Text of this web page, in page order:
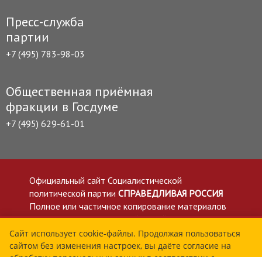
Пресс-служба
партии
+7 (495) 783-98-03
Общественная приёмная
фракции в Госдуме
+7 (495) 629-61-01
Официальный сайт Социалистической
политической партии СПРАВЕДЛИВАЯ РОССИЯ
Полное или частичное копирование материалов
приветствуется со ссылкой на сайт spravedlivo.ru
Политика в отношении обработки персональных
данных
Сайт использует cookie-файлы. Продолжая пользоваться
сайтом без изменения настроек, вы даёте согласие на